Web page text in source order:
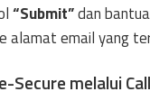
“Submit”dan
alamat email yang
Secure melalui